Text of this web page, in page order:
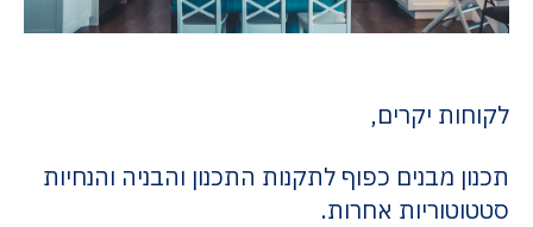
לקוחות יקרים,
תכנון מבנים כפוף לתקנות התכנון והבניה והנחיות
סטטוטוריות אחרות.